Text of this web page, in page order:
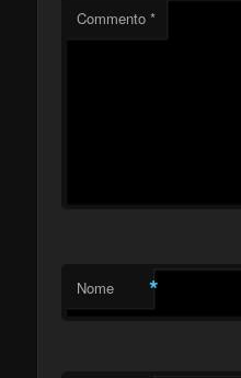
Commento*
Nome *